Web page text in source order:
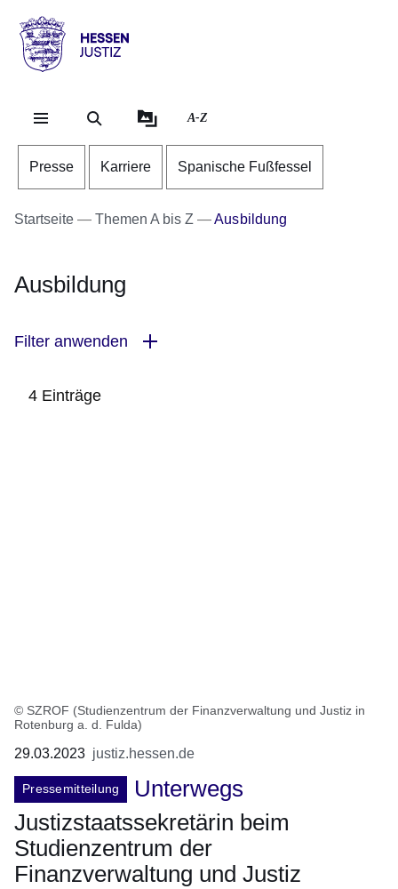
Hessen
Justiz
A-Z
Presse Karriere Spanische Fußfessel
Startseite Themen A bis Z Ausbildung
Ausbildung
Filter anwenden
4 Einträge
© SZROF (Studienzentrum der Finanzverwaltung und Justiz in
Rotenburg a. d. Fulda)
29.03.2023 justiz.hessen.de
Pressemitteilung
Unterwegs
Justizstaatssekretärin beim
Studienzentrum der
Finanzverwaltung und Justiz